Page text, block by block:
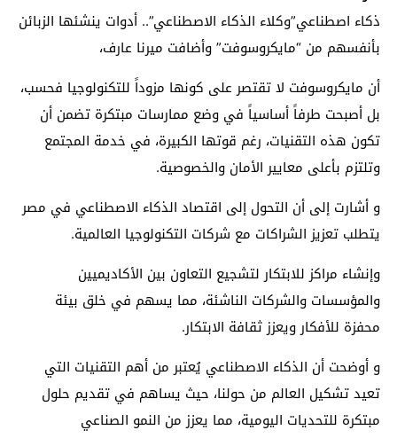
ذكاء اصطناعي”وكلاء الذكاء الاصطناعي”.. أدوات ينشئها الزبائن
بأنفسهم من “مايكروسوفت” وأضافت ميرنا عارف،
أن مايكروسوفت لا تقتصر على كونها مزوداً للتكنولوجيا فحسب،
بل أصبحت طرفاً أساسياً في وضع ممارسات مبتكرة تضمن أن
تكون هذه التقنيات، رغم قوتها الكبيرة، في خدمة المجتمع
وتلتزم بأعلى معايير الأمان والخصوصية.
و أشارت إلى أن التحول إلى اقتصاد الذكاء الاصطناعي في مصر
يتطلب تعزيز الشراكات مع شركات التكنولوجيا العالمية.
وإنشاء مراكز للابتكار لتشجيع التعاون بين الأكاديميين
والمؤسسات والشركات الناشئة، مما يسهم في خلق بيئة
محفزة للأفكار ويعزز ثقافة الابتكار.
و أوضحت أن الذكاء الاصطناعي يُعتبر من أهم التقنيات التي
تعيد تشكيل العالم من حولنا، حيث يساهم في تقديم حلول
مبتكرة للتحديات اليومية، مما يعزز من النمو الصناعي